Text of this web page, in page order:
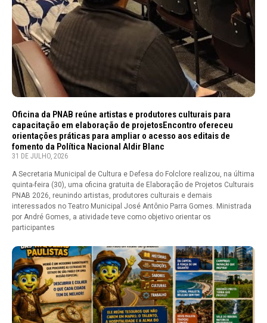
Oficina da PNAB reúne artistas e produtores culturais para
capacitação em elaboração de projetosEncontro ofereceu
orientações práticas para ampliar o acesso aos editais de
fomento da Política Nacional Aldir Blanc
31 DE JULHO, 2026
A Secretaria Municipal de Cultura e Defesa do Folclore realizou, na última
quinta-feira (30), uma oficina gratuita de Elaboração de Projetos Culturais
PNAB 2026, reunindo artistas, produtores culturais e demais
interessados no Teatro Municipal José Antônio Parra Gomes. Ministrada
por André Gomes, a atividade teve como objetivo orientar os
participantes